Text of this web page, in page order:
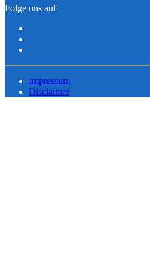
Folge uns auf
Impressum
Disclaimer